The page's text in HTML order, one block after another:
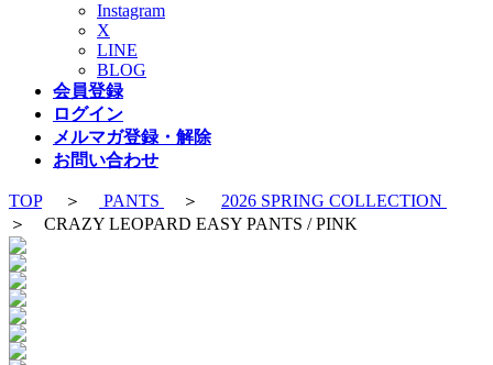
Instagram
X
LINE
BLOG
会員登録
ログイン
メルマガ登録・解除
お問い合わせ
TOP＞ PANTS ＞ 2026 SPRING COLLECTION
＞ CRAZY LEOPARD EASY PANTS / PINK